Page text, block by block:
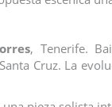
, Tenerife.
Cruz. La